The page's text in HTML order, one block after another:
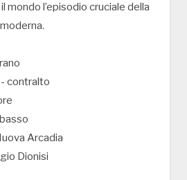
mondo l’episodio cruciale della
contralto
Arcadia
Dionisi